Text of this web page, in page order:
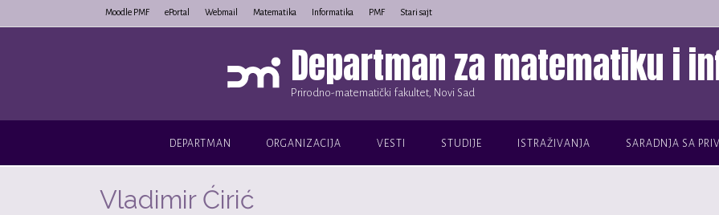
to
Moodle PMF ePortal Webmail Matematika Informatika PMF Stari sajt
Departman za matematiku i
Prirodno-matematički fakultet, Novi Sad
DEPARTMAN ORGANIZACIJA VESTI STUDIJE ISTRAŽIVANJA SARADNJA SA
Vladimir Ćirić